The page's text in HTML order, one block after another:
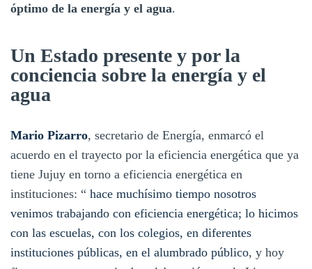
óptimo de la energía y el agua.
Un Estado presente y por la
conciencia sobre la energía y el
agua
Mario Pizarro, secretario de Energía, enmarcó el
acuerdo en el trayecto por la eficiencia energética que ya
tiene Jujuy en torno a eficiencia energética en
instituciones: “ hace muchísimo tiempo nosotros
venimos trabajando con eficiencia energética; lo hicimos
con las escuelas, con los colegios, en diferentes
instituciones públicas, en el alumbrado público, y hoy